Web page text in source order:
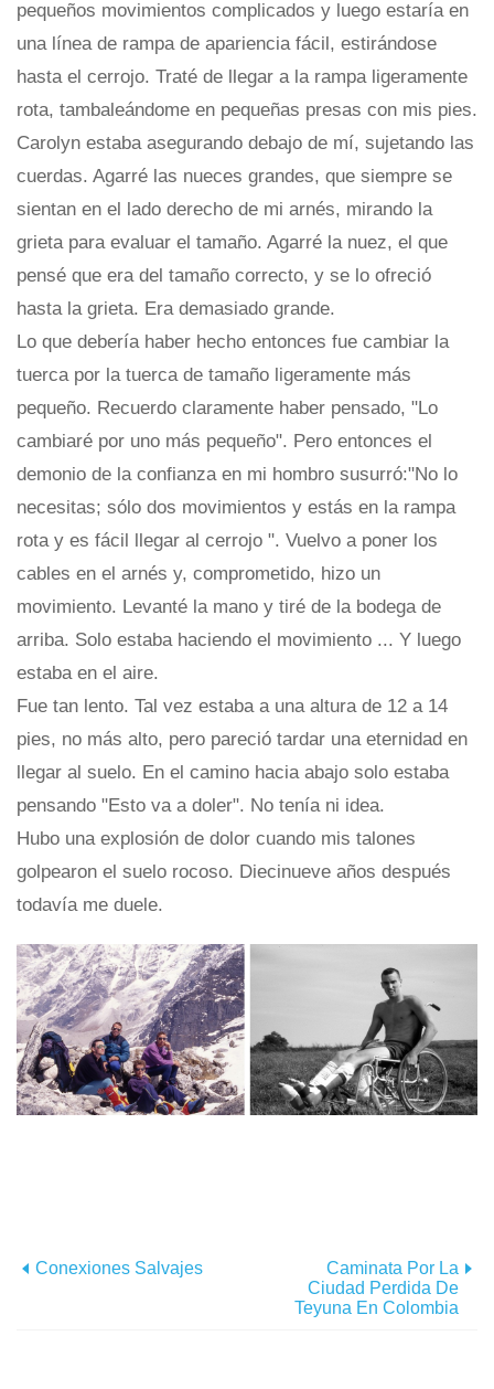
pequeños movimientos complicados y luego estaría en
una línea de rampa de apariencia fácil, estirándose
hasta el cerrojo. Traté de llegar a la rampa ligeramente
rota, tambaleándome en pequeñas presas con mis pies.
Carolyn estaba asegurando debajo de mí, sujetando las
cuerdas. Agarré las nueces grandes, que siempre se
sientan en el lado derecho de mi arnés, mirando la
grieta para evaluar el tamaño. Agarré la nuez, el que
pensé que era del tamaño correcto, y se lo ofreció
hasta la grieta. Era demasiado grande.
Lo que debería haber hecho entonces fue cambiar la
tuerca por la tuerca de tamaño ligeramente más
pequeño. Recuerdo claramente haber pensado, "Lo
cambiaré por uno más pequeño". Pero entonces el
demonio de la confianza en mi hombro susurró:"No lo
necesitas; sólo dos movimientos y estás en la rampa
rota y es fácil llegar al cerrojo ". Vuelvo a poner los
cables en el arnés y, comprometido, hizo un
movimiento. Levanté la mano y tiré de la bodega de
arriba. Solo estaba haciendo el movimiento ... Y luego
estaba en el aire.
Fue tan lento. Tal vez estaba a una altura de 12 a 14
pies, no más alto, pero pareció tardar una eternidad en
llegar al suelo. En el camino hacia abajo solo estaba
pensando "Esto va a doler". No tenía ni idea.
Hubo una explosión de dolor cuando mis talones
golpearon el suelo rocoso. Diecinueve años después
todavía me duele.
Conexiones Salvajes
Caminata Por La
Ciudad Perdida De
Teyuna En Colombia